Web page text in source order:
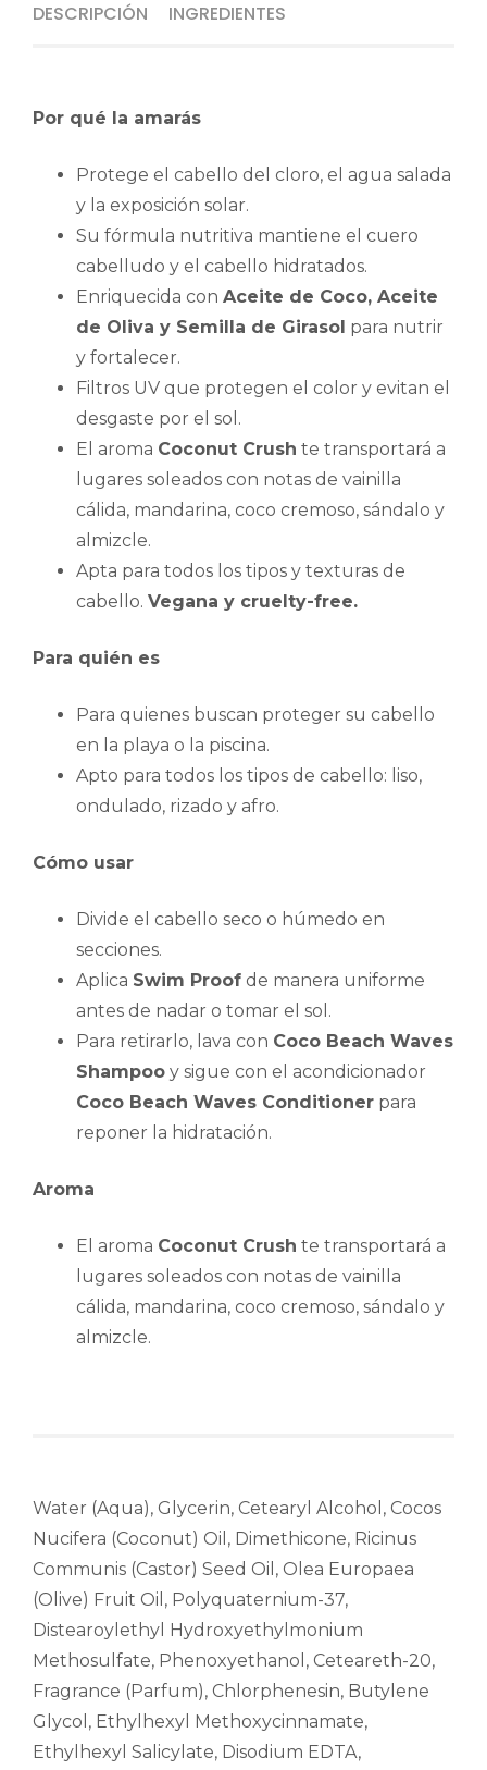
DESCRIPCIÓN INGREDIENTES
Por qué la amarás
Protege el cabello del cloro, el agua salada
y la exposición solar.
Su fórmula nutritiva mantiene el cuero
cabelludo y el cabello hidratados.
Enriquecida con Aceite de Coco, Aceite
de Oliva y Semilla de Girasol para nutrir
y fortalecer.
Filtros UV que protegen el color y evitan el
desgaste por el sol.
El aroma Coconut Crush te transportará a
lugares soleados con notas de vainilla
cálida, mandarina, coco cremoso, sándalo y
almizcle.
Apta para todos los tipos y texturas de
cabello. Vegana y cruelty-free.
Para quién es
Para quienes buscan proteger su cabello
en la playa o la piscina.
Apto para todos los tipos de cabello: liso,
ondulado, rizado y afro.
Cómo usar
Divide el cabello seco o húmedo en
secciones.
Aplica Swim Proof de manera uniforme
antes de nadar o tomar el sol.
Para retirarlo, lava con Coco Beach Waves
Shampoo y sigue con el acondicionador
Coco Beach Waves Conditioner para
reponer la hidratación.
Aroma
El aroma Coconut Crush te transportará a
lugares soleados con notas de vainilla
cálida, mandarina, coco cremoso, sándalo y
almizcle.
Water (Aqua), Glycerin, Cetearyl Alcohol, Cocos
Nucifera (Coconut) Oil, Dimethicone, Ricinus
Communis (Castor) Seed Oil, Olea Europaea
(Olive) Fruit Oil, Polyquaternium-37,
Distearoylethyl Hydroxyethylmonium
Methosulfate, Phenoxyethanol, Ceteareth-20,
Fragrance (Parfum), Chlorphenesin, Butylene
Glycol, Ethylhexyl Methoxycinnamate,
Ethylhexyl Salicylate, Disodium EDTA,